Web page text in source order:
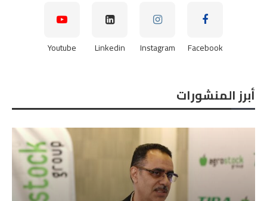
Facebook
Instagram
Linkedin
Youtube
أبرز المنشورات